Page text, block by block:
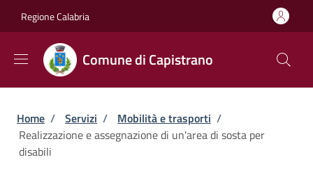
Regione Calabria
Comune di Capistrano
Briciole di pane
Home / Servizi / Mobilità e trasporti /
Realizzazione e assegnazione di un'area di sosta per
disabili